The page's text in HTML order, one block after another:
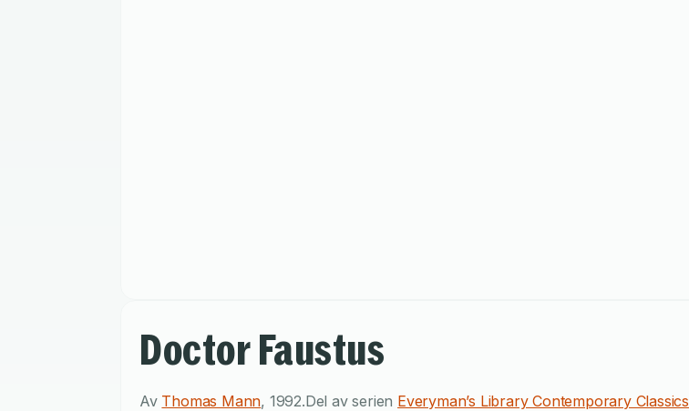
Doctor Faustus
Av Thomas Mann, 1992.Del av serien Everyman’s Library Contemporary Classics